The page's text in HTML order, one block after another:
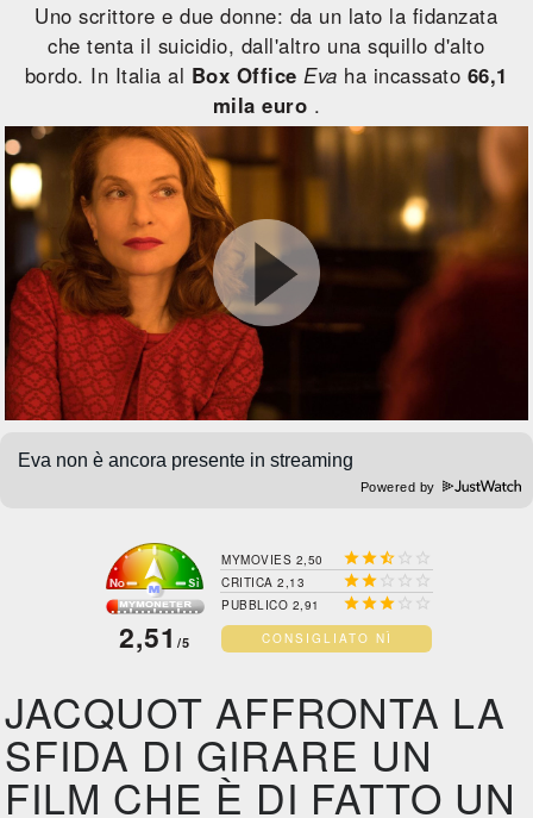
Uno scrittore e due donne: da un lato la fidanzata
che tenta il suicidio, dall'altro una squillo d'alto
bordo. In Italia al Box Office Eva ha incassato 66,1
mila euro .
Powered by
2,51 /5
MYMOVIES 2,50   
CRITICA 2,13    
PUBBLICO 2,91   
CONSIGLIATO NÌ
JACQUOT AFFRONTA LA
SFIDA DI GIRARE UN
FILM CHE È DI FATTO UN